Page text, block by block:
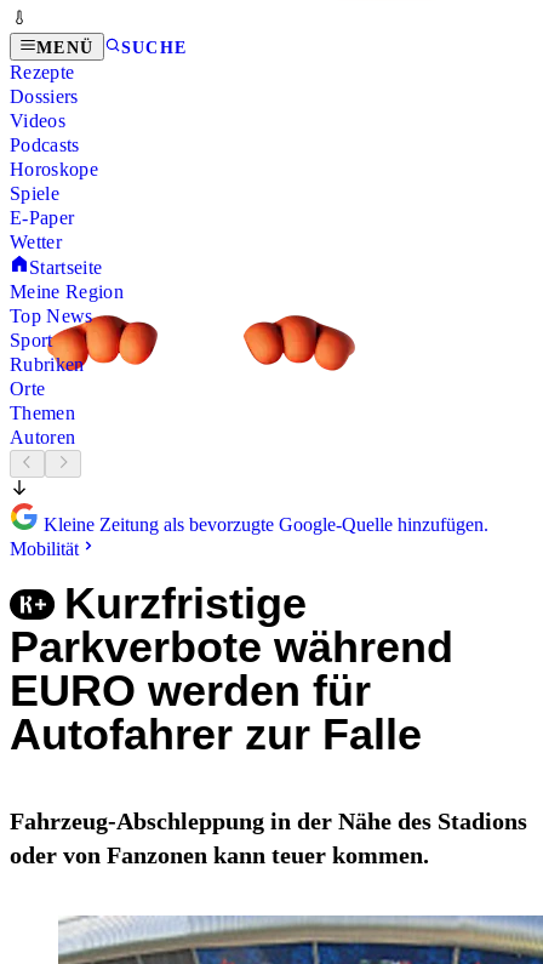
MENÜ SUCHE
Rezepte
Dossiers
Videos
Podcasts
Horoskope
Spiele
E-Paper
Wetter
Startseite
Meine Region
Top News
Sport
Rubriken
Orte
Themen
Autoren
Kleine Zeitung als bevorzugte Google-Quelle hinzufügen.
Mobilität
Kurzfristige
Parkverbote während
EURO werden für
Autofahrer zur Falle
Fahrzeug-Abschleppung in der Nähe des Stadions
oder von Fanzonen kann teuer kommen.